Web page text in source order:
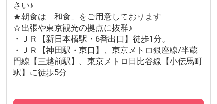
さい♪
★朝食は「和食」をご用意しております
☆出張や東京観光の拠点に抜群♪
・ＪＲ【新日本橋駅・6番出口】徒歩1分。
・ＪＲ【神田駅・東口】、東京メトロ銀座線/半蔵
門線【三越前駅】、東京メトロ日比谷線【小伝馬町
駅】に徒歩5分